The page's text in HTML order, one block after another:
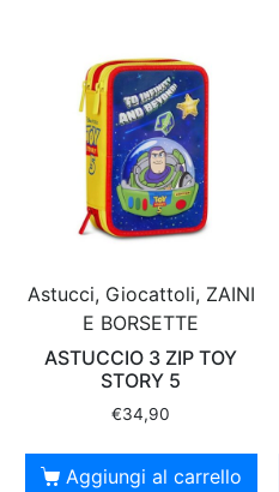
Astucci, Giocattoli, ZAINI
E BORSETTE
ASTUCCIO 3 ZIP TOY
STORY 5
€34,90
Aggiungi al carrello